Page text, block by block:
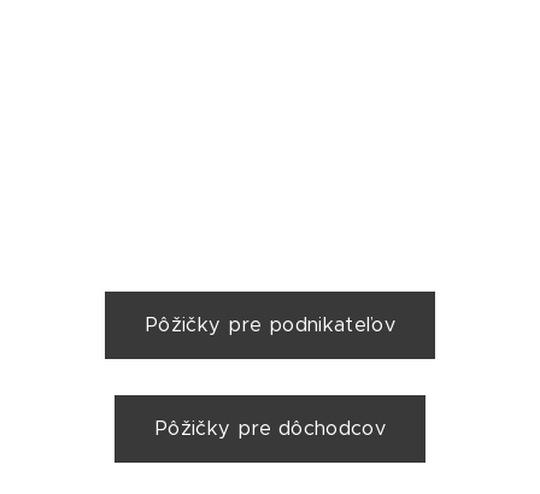
Pôžičky pre podnikateľov
Pôžičky pre dôchodcov